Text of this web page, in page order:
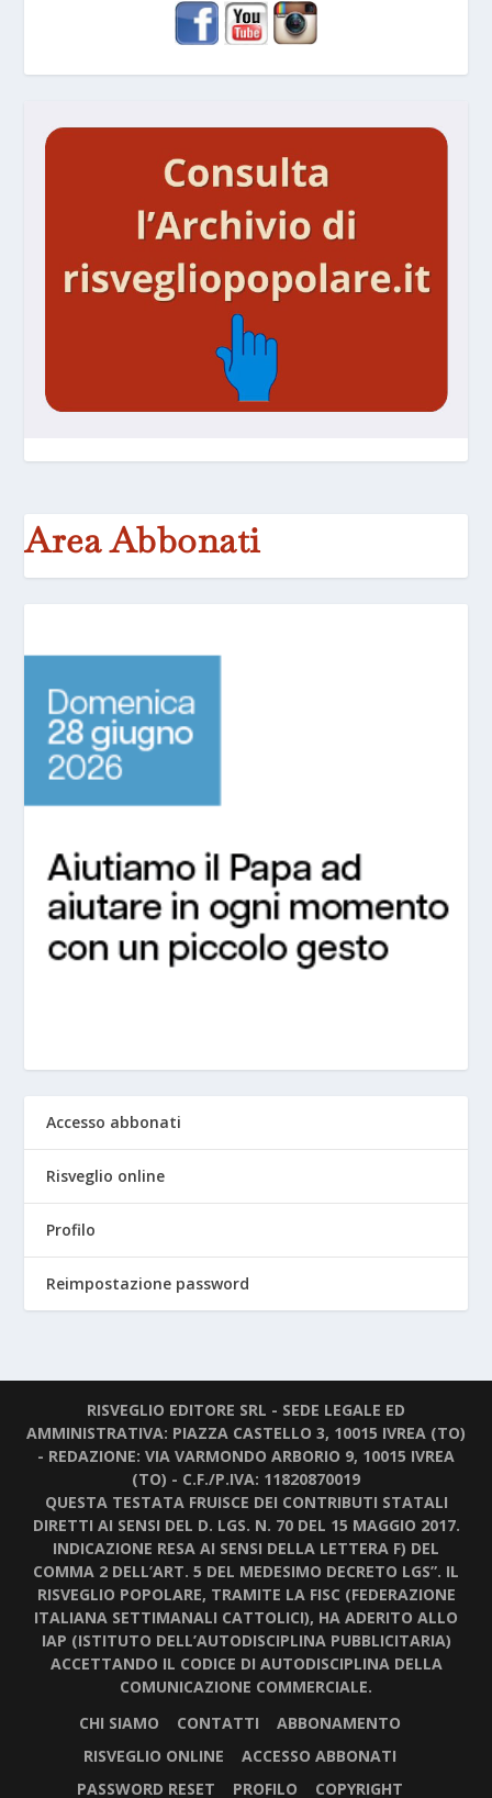
Area Abbonati
Accesso abbonati
Risveglio online
Profilo
Reimpostazione password
RISVEGLIO EDITORE SRL - SEDE LEGALE ED
AMMINISTRATIVA: PIAZZA CASTELLO 3, 10015 IVREA (TO)
- REDAZIONE: VIA VARMONDO ARBORIO 9, 10015 IVREA
(TO) - C.F./P.IVA: 11820870019
QUESTA TESTATA FRUISCE DEI CONTRIBUTI STATALI
DIRETTI AI SENSI DEL D. LGS. N. 70 DEL 15 MAGGIO 2017.
INDICAZIONE RESA AI SENSI DELLA LETTERA F) DEL
COMMA 2 DELL’ART. 5 DEL MEDESIMO DECRETO LGS”. IL
RISVEGLIO POPOLARE, TRAMITE LA FISC (FEDERAZIONE
ITALIANA SETTIMANALI CATTOLICI), HA ADERITO ALLO
IAP (ISTITUTO DELL’AUTODISCIPLINA PUBBLICITARIA)
ACCETTANDO IL CODICE DI AUTODISCIPLINA DELLA
COMUNICAZIONE COMMERCIALE.
CHI SIAMO
CONTATTI
ABBONAMENTO
RISVEGLIO ONLINE
ACCESSO ABBONATI
PASSWORD RESET
PROFILO COPYRIGHT